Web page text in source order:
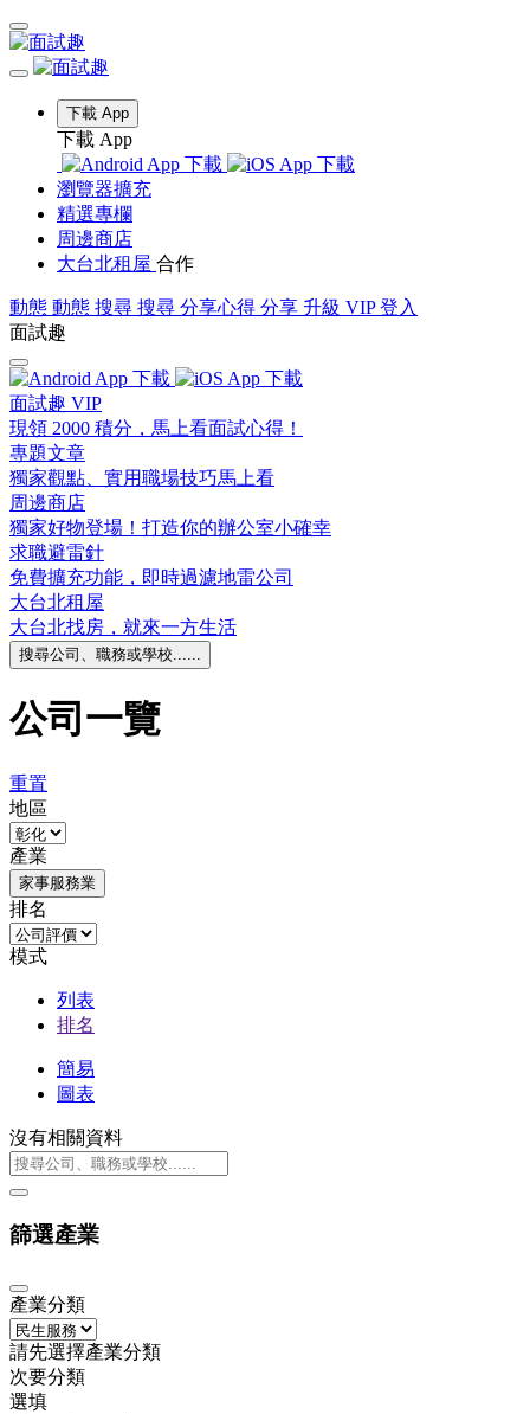
下載 App
下載 App
瀏覽器擴充
精選專欄
周邊商店
大台北租屋 合作
動態 動態 搜尋 搜尋 分享心得 分享 升級 VIP 登入
面試趣
面試趣 VIP
現領 2000 積分，馬上看面試心得！
專題文章
獨家觀點、實用職場技巧馬上看
周邊商店
獨家好物登場！打造你的辦公室小確幸
求職避雷針
免費擴充功能，即時過濾地雷公司
大台北租屋
大台北找房，就來一方生活
搜尋公司、職務或學校......
公司一覽
重置
地區
產業
家事服務業
排名
模式
列表
排名
簡易
圖表
沒有相關資料
篩選產業
產業分類
請先選擇產業分類
次要分類
選填